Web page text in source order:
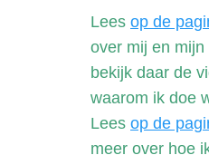
Lees op de
over mij en mijn
bekijk daar de
waarom ik doe
Lees op de
meer over hoe